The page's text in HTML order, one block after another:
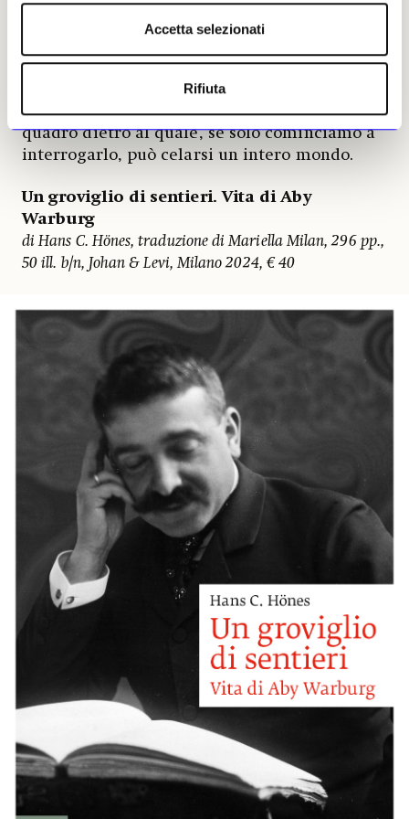
Accetta selezionati
Rifiuta
lontano e profondo».
lui che ha anticipato di settant’anni almeno
gli studi di cultura visuale e ci ha aperto le
porte alla lettura del cuore segreto di un
quadro dietro al quale, se solo cominciamo a
interrogarlo, può celarsi un intero mondo.
Un groviglio di sentieri. Vita di Aby
Warburg
di Hans C. Hönes, traduzione di Mariella Milan, 296 pp.,
50 ill. b/n, Johan & Levi, Milano 2024, € 40